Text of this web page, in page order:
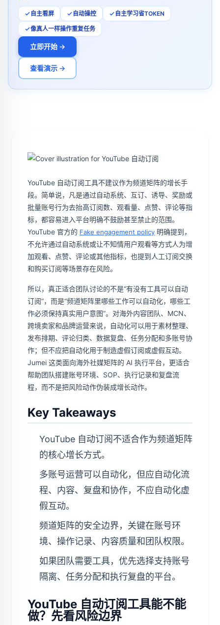
自主看屏 自动操控 自主学习省TOKEN
像真人一样操作重复任务
立即开始 →
查看演示 →
YouTube 自动订阅工具不建议作为频道矩阵的增长手
段。简单说，凡是通过自动系统、互订、诱导、奖励或
批量账号行为去抬高订阅数、观看量、点赞、评论等指
标，都容易进入平台明确不鼓励甚至禁止的范围。
YouTube 官方的 Fake engagement policy 明确提到，
不允许通过自动系统或让不知情用户观看等方式人为增
加观看、点赞、评论或其他指标，也提到人工订阅交换
和购买订阅等场景存在风险。
所以，真正适合团队讨论的不是“有没有工具可以自动
订阅”，而是“频道矩阵里哪些工作可以自动化，哪些工
作必须保持真实用户意图”。对海外内容团队、MCN、
跨境卖家和品牌运营来说，自动化可以用于素材整理、
发布排期、评论归类、数据复盘、任务分配和多账号协
作；但不应把自动化用于制造虚假订阅或虚假互动。
Jumei 这类面向海外社媒矩阵的 AI 执行平台，更适合
帮助团队搭建账号环境、SOP、执行记录和复盘流
程，而不是把风险动作伪装成增长动作。
Key Takeaways
YouTube 自动订阅不适合作为频道矩阵
的核心增长方式。
多账号运营可以自动化，但应自动化流
程、内容、复盘和协作，不应自动化虚
假互动。
频道矩阵的安全边界，关键在账号环
境、操作记录、内容质量和团队权限。
如果团队需要工具，优先选择支持账号
隔离、任务分配和执行复盘的平台。
YouTube 自动订阅工具能不能
做？先看风险边界